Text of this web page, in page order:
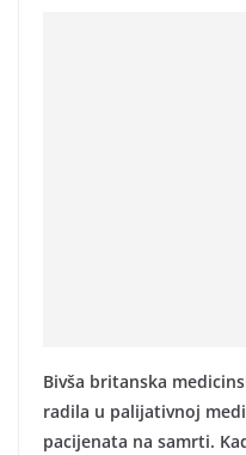
Bivša britanska
radila u palijativnoj
pacijenata na samrti.